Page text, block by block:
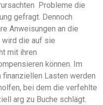
Probleme die
gefragt. Dennoch
Anweisungen an die
wird die auf sie
mit ihren
können. Im
Lasten werden
bei dem die verfehlte
arg zu Buche schlägt.